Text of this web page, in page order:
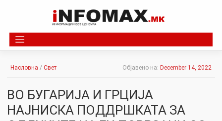
Насловна / Свет Објавено на: December 14, 2022
ВО БУГАРИЈА И ГРЦИЈА
НАЈНИСКА ПОДДРШКАТА ЗА